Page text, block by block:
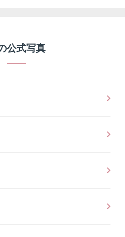
公式写真